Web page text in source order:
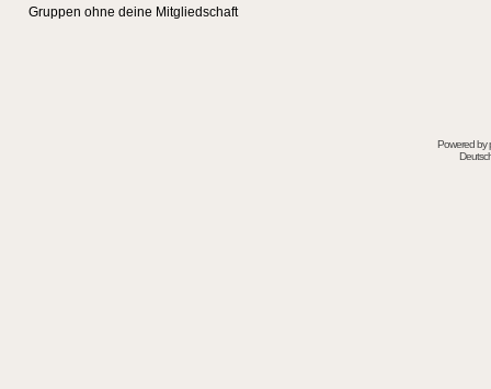
Gruppen ohne deine Mitgliedschaft
Powered by